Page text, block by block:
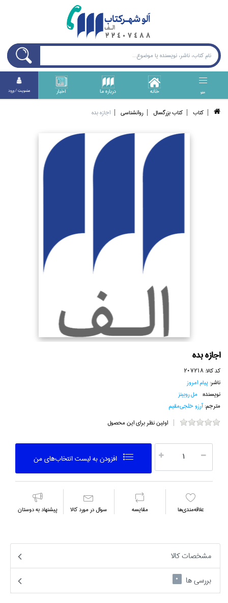
منو خانه درباره ما اخبار عضويت / ورود
كتاب كتاب بزرگسال روانشناسي اجازه بده
اجازه بده
کد کالا:207218
ناشر:پيام امروز
نویسنده: مل روبينز
مترجم:آرزو خلجي‌مقيم
اولین نظر برای این محصول
افزودن به ليست انتخاب‌هاي من
علاقه‌مندي‌ها مقايسه سوال در مورد كالا پیشنهاد به دوستان
مشخصات کالا
بررسی ها
0